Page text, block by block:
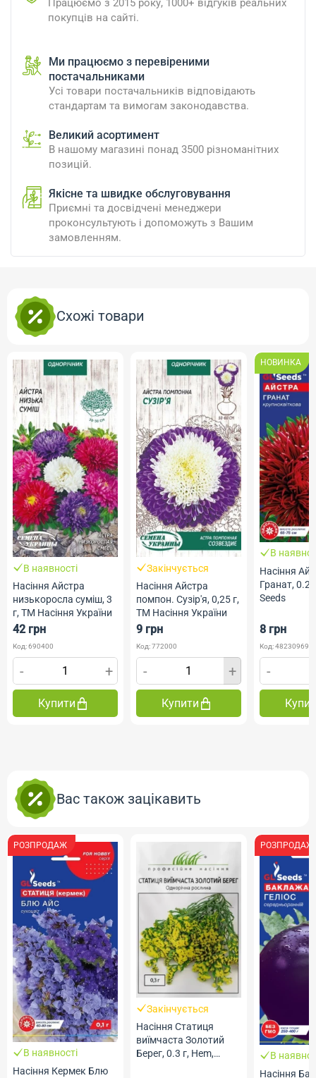
Працюємо з 2015 року, 1000+ відгуків реальних
покупців на сайті.
Ми працюємо з перевіреними
постачальниками
Усі товари постачальників відповідають
стандартам та вимогам законодавства.
Великий асортимент
В нашому магазині понад 3500 різноманітних
позицій.
Якісне та швидке обслуговування
Приємні та досвідчені менеджери
проконсультують і допоможуть з Вашим
замовленням.
Схожі товари
В наявності
Насіння Айстра
низькоросла суміш, 3
г, ТМ Насіння України
42 грн
Код: 690400
- +
Купити
Закінчується
Насіння Айстра
помпон. Сузір'я, 0,25 г,
ТМ Насіння України
9 грн
Код: 772000
- +
Купити
НОВИНКА
В
Насіння
Гранат, 0.2
Seeds
8 грн
Код:
-
Вас також зацікавить
РОЗПРОДАЖ
В наявності
Насіння Кермек Блю
Закінчується
Насіння Статиця
виїмчаста Золотий
Берег, 0.3 г, Hem,
РОЗПРОДАЖ
В
Насіння